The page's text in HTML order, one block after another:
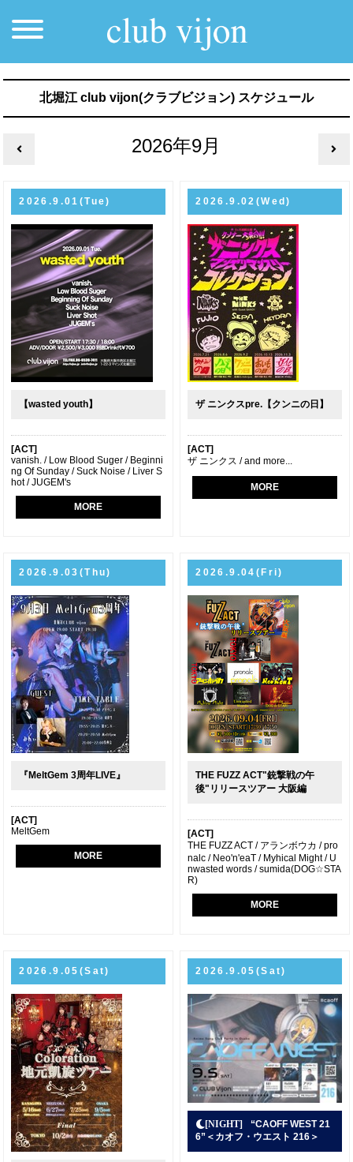
北堀江 club vijon(クラブビジョン) スケジュール
2026年9月
2026.9.01(Tue)
【wasted youth】
[ACT]
vanish. / Low Blood Suger / Beginni
ng Of Sunday / Suck Noise / Liver S
hot / JUGEM's
MORE
2026.9.02(Wed)
ザ ニンクスpre.【クンニの日】
[ACT]
ザ ニンクス / and more...
MORE
2026.9.03(Thu)
『MeltGem 3周年LIVE』
[ACT]
MeltGem
MORE
2026.9.04(Fri)
THE FUZZ ACT"銃撃戦の午
後"リリースツアー 大阪編
[ACT]
THE FUZZ ACT / アランボウカ / pro
nalc / Neo'n'eaT / Myhical Might / U
nwasted words / sumida(DOG☆STA
R)
MORE
2026.9.05(Sat) 2026.9.05(Sat)
“CAOFF WEST 21
6”＜カオフ・ウエスト 216＞